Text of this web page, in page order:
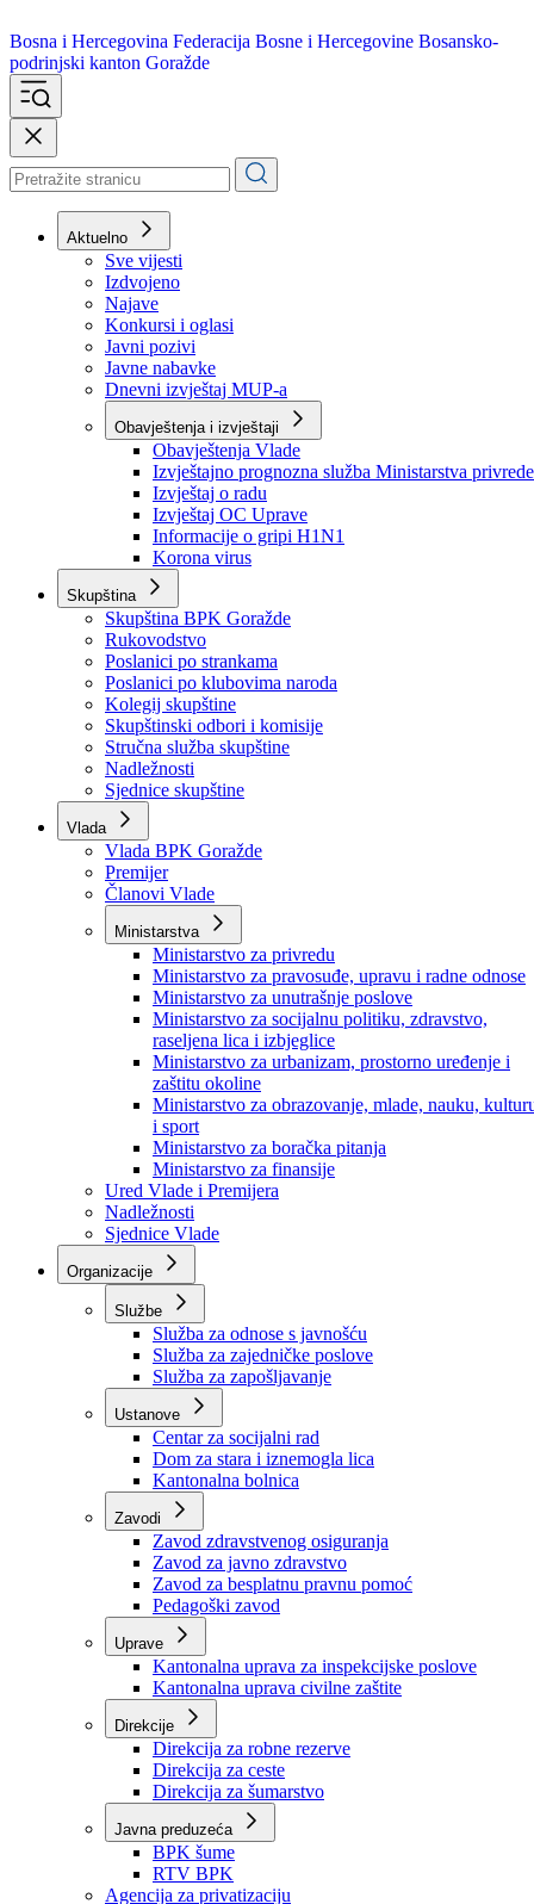
Bosna i Hercegovina
podrinjski kanton Goražde
Aktuelno
Sve vijesti
Izdvojeno
Najave
Konkursi i oglasi
Javni pozivi
Javne nabavke
Dnevni izvještaj MUP-a
Obavještenja i izvještaji
Obavještenja Vlade
Izvještajno prognozna služba Ministarstva privrede
Izvještaj o radu
Izvještaj OC Uprave
Informacije o gripi H1N1
Korona virus
Skupština
Skupština BPK Goražde
Rukovodstvo
Poslanici po strankama
Poslanici po klubovima naroda
Kolegij skupštine
Skupštinski odbori i komisije
Stručna služba skupštine
Nadležnosti
Sjednice skupštine
Vlada
Vlada BPK Goražde
Premijer
Članovi Vlade
Ministarstva
Ministarstvo za privredu
Ministarstvo za pravosuđe, upravu i radne odnose
Ministarstvo za unutrašnje poslove
Ministarstvo za socijalnu politiku, zdravstvo,
raseljena lica i izbjeglice
Ministarstvo za urbanizam, prostorno uređenje i
zaštitu okoline
Ministarstvo za obrazovanje, mlade, nauku,
i sport
Ministarstvo za boračka pitanja
Ministarstvo za finansije
Ured Vlade i Premijera
Nadležnosti
Sjednice Vlade
Organizacije
Službe
Služba za odnose s javnošću
Služba za zajedničke poslove
Služba za zapošljavanje
Ustanove
Centar za socijalni rad
Dom za stara i iznemogla lica
Kantonalna bolnica
Zavodi
Zavod zdravstvenog osiguranja
Zavod za javno zdravstvo
Zavod za besplatnu pravnu pomoć
Pedagoški zavod
Kantonalna uprava za inspekcijske poslove
Kantonalna uprava civilne zaštite
Direkcije
Direkcija za robne rezerve
Direkcija za ceste
Direkcija za šumarstvo
Javna preduzeća